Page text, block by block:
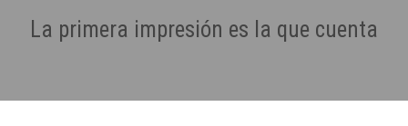
La primera impresión es la que cuenta